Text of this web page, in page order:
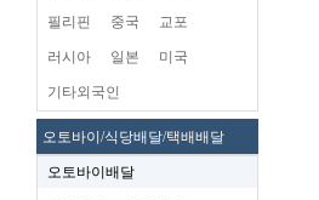
필리핀 중국 교포
러시아 일본 미국
기타외국인
오토바이/식당배달/택배배달
오토바이배달